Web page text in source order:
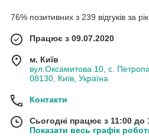
76% позитивних з 239 відгуків за рік
Працює з 09.07.2020
м. Київ
вул.Оксамитова 10, с.
08130, Київ, Україна
Контакти
Сьогодні працює з 11:00 до
Показати весь графік